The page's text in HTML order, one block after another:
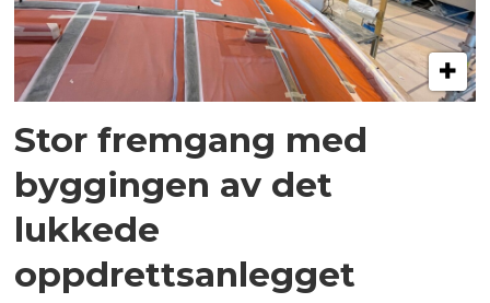
Stor fremgang med
byggingen av det
lukkede
oppdrettsanlegget